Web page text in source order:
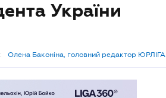
України
Олена Баконіна, головний редактор ЮРЛІГА